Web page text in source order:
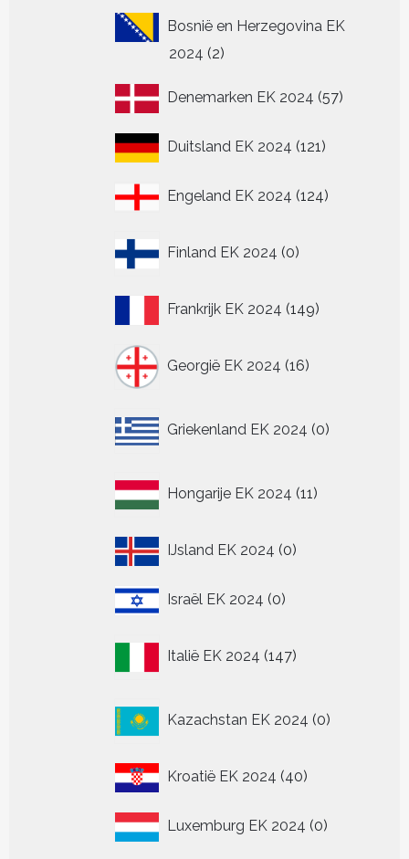
Bosnië en Herzegovina EK
2024 22
Denemarken EK 2024 5757
Duitsland EK 2024 121121
Engeland EK 2024 124124
Finland EK 2024 0
producten
Frankrijk EK 2024 149149
Georgië EK 2024 16
producten
Griekenland EK 2024 0
producten
Hongarije EK 2024 11
producten
IJsland EK 2024 00
Israël EK 2024 00
Italië EK 2024 147
producten
Kazachstan EK 2024 0
producten
Kroatië EK 2024 4040
Luxemburg EK 2024 00